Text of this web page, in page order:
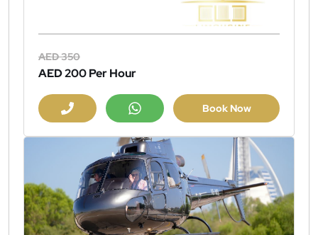
AED 350
AED 200Per Hour
Book Now